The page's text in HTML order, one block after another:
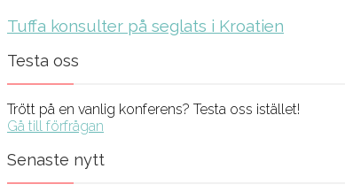
Tuffa konsulter på seglats i Kroatien
Testa oss
Trött på en vanlig konferens? Testa oss istället!
Gå till förfrågan
Senaste nytt